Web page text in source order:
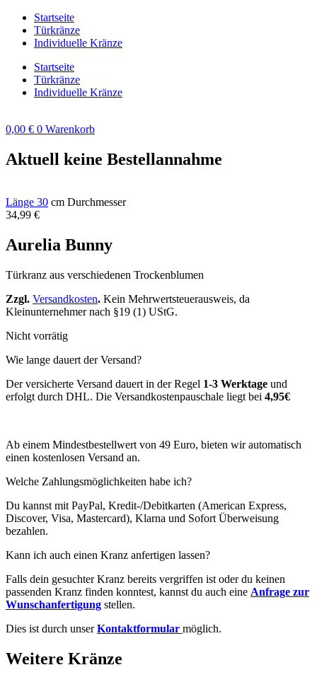
Zum
Inhalt
springen
Startseite
Türkränze
Individuelle Kränze
Startseite
Türkränze
Individuelle Kränze
0,00 € 0 Warenkorb
Aktuell keine Bestellannahme
Länge 30 cm Durchmesser
34,99 €
Aurelia Bunny
Türkranz aus verschiedenen Trockenblumen
Zzgl. Versandkosten. Kein Mehrwertsteuerausweis, da
Kleinunternehmer nach §19 (1) UStG.
Nicht vorrätig
Wie lange dauert der Versand?
Der versicherte Versand dauert in der Regel 1-3 Werktage und
erfolgt durch DHL. Die Versandkostenpauschale liegt bei 4,95€
Ab einem Mindestbestellwert von 49 Euro, bieten wir automatisch
einen kostenlosen Versand an.
Welche Zahlungsmöglichkeiten habe ich?
Du kannst mit PayPal, Kredit-/Debitkarten (American Express,
Discover, Visa, Mastercard), Klarna und Sofort Überweisung
bezahlen.
Kann ich auch einen Kranz anfertigen lassen?
Falls dein gesuchter Kranz bereits vergriffen ist oder du keinen
passenden Kranz finden konntest, kannst du auch eine Anfrage zur
Wunschanfertigung stellen.
Dies ist durch unserKontaktformular möglich.
Weitere Kränze